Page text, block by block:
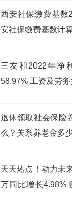
西安社保缴费基数
安社保缴费基数计
三友和2022年净
58.97% 工资及劳
退休领取社会保险
么？关系养老金多
天天热点！动力未
万同比增长4.98%